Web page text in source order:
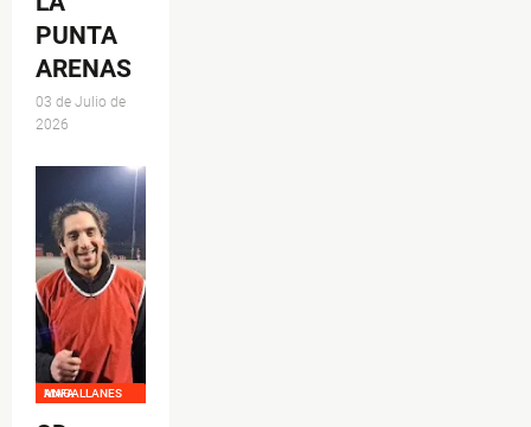
PUNTA
ARENAS
03 de Julio de
2026
ANFA MAGALLANES